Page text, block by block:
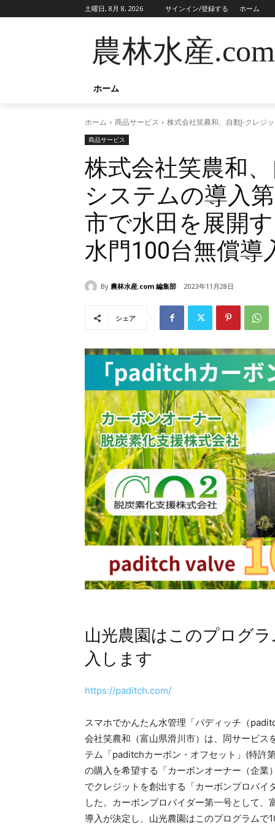
土曜日, 8月 8, 2026 サインイン/登録する ホーム
農林水産.com
ホーム
ホーム 商品サービス 株式会社笑農和、自動J-クレジ
商品サービス
株式会社笑農和
システムの導入
市で水田を展開
水門100台無償導
By 農林水産.com 編集部 2023年11月28日
シェア
山光農園はこのプログ
入します
https://paditch.com/
スマホでかんたん水管理「パディッチ（
会社笑農和（富山県滑川市）は、同サービ
テム「paditchカーボン・オフセット」(特許
の購入を希望する「カーボンオーナー（企
でクレジットを創出する「カーボンプロバ
した。カーボンプロバイダー第一号として
導入が決定し、山光農園はこのプログラム